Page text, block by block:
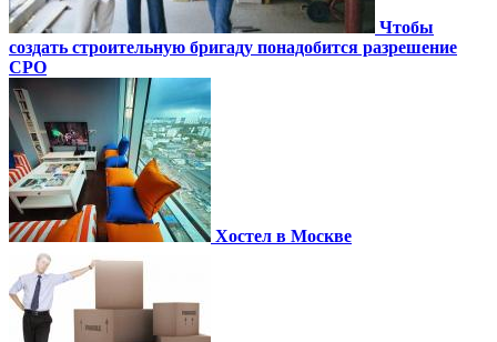
Чтобы
создать строительную бригаду понадобится разрешение
СРО
Хостел в Москве